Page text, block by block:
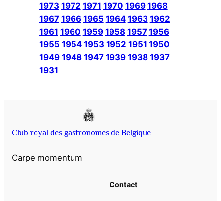
1973 1972 1971 1970 1969 1968
1967 1966 1965 1964 1963 1962
1961 1960 1959 1958 1957 1956
1955 1954 1953 1952 1951 1950
1949 1948 1947 1939 1938 1937
1931
Club royal des gastronomes de Belgique
Carpe momentum
Contact